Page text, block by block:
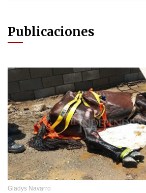
Publicaciones
Gladys Navarro